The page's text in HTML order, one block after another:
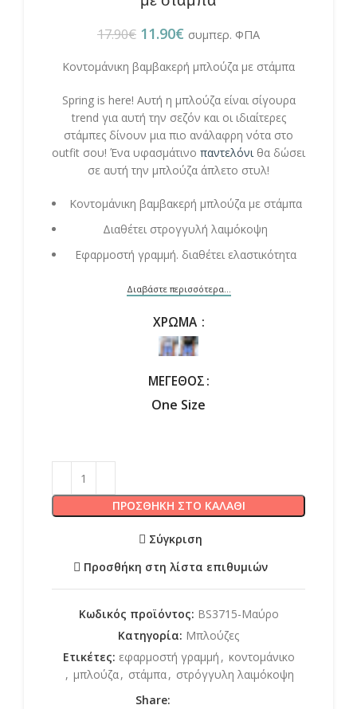
17.90€ 11.90€ συμπερ. ΦΠΑ
Κοντομάνικη βαμβακερή μπλούζα με στάμπα
Spring is here! Αυτή η μπλούζα είναι σίγουρα
trend για αυτή την σεζόν και οι ιδιαίτερες
στάμπες δίνουν μια πιο ανάλαφρη νότα στο
outfit σου! Ένα υφασμάτινο παντελόνιθα δώσει
σε αυτή την μπλούζα άπλετο στυλ!
Κοντομάνικη βαμβακερή μπλούζα με στάμπα
Διαθέτει στρογγυλή λαιμόκοψη
Εφαρμοστή γραμμή. διαθέτει ελαστικότητα
Διαβάστε περισσότερα...
ΧΡΏΜΑ
ΜΈΓΕΘΟΣ
One Size
ΠΡΟΣΘΉΚΗ ΣΤΟ ΚΑΛΆΘΙ
Σύγκριση
Προσθήκη στη λίστα επιθυμιών
Κωδικός προϊόντος: BS3715-Μαύρο
Κατηγορία: Μπλούζες
Ετικέτες: εφαρμοστή γραμμή , κοντομάνικο
, μπλούζα, στάμπα, στρόγγυλη λαιμόκοψη
Share: